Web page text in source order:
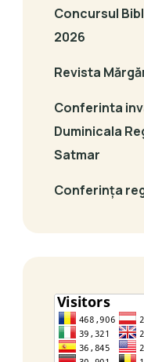
Concursul
2026
Revista
Conferinta
Duminicala
Satmar
Conferința